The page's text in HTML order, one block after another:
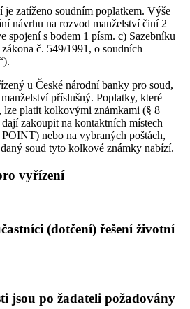
je zatíženo soudním poplatkem. Výše
návrhu na rozvod manželství činí 2
spojení s bodem 1 písm. c) Sazebníku
č. 549/1991, o soudních
u České národní banky pro soud,
příslušný. Poplatky, které
lze platit kolkovými známkami (§ 8
zakoupit na kontaktních místech
nebo na vybraných poštách,
soud tyto kolkové známky nabízí.
vyřízení
(dotčení) řešení životní
jsou po žadateli požadovány